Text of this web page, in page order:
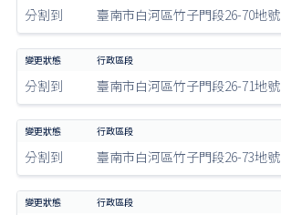
分割到 臺南市白河區竹子門段26-70地號
分割到 臺南市白河區竹子門段26-71地號
分割到 臺南市白河區竹子門段26-73地號